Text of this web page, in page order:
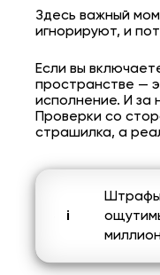
Здесь важный
игнорируют, и
Если вы
пространстве —
исполнение. И за
Проверки со
страшилка, а
Штрафы